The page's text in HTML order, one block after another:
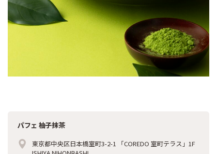
パフェ 柚子抹茶
東京都中央区日本橋室町3-2-1 「COREDO 室町テラス」1F